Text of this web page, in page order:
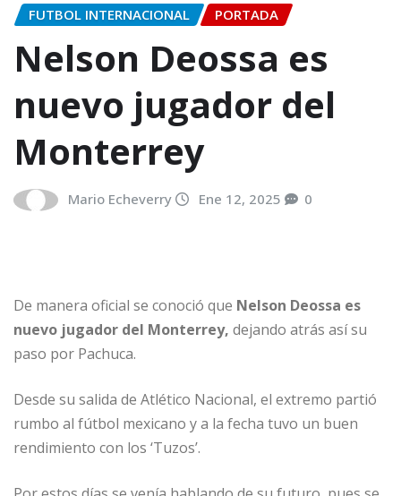
FUTBOL INTERNACIONAL PORTADA
Nelson Deossa es
nuevo jugador del
Monterrey
Mario Echeverry Ene 12, 2025 0
De manera oficial se conoció que Nelson Deossa es
nuevo jugador del Monterrey, dejando atrás así su
paso por Pachuca.
Desde su salida de Atlético Nacional, el extremo partió
rumbo al fútbol mexicano y a la fecha tuvo un buen
rendimiento con los ‘Tuzos’.